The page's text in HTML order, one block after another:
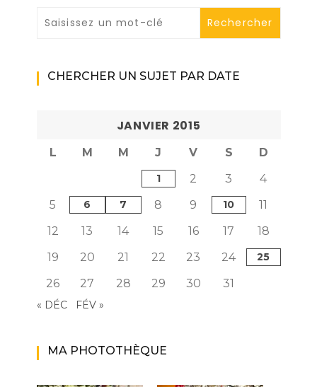
CHERCHER UN SUJET PAR DATE
JANVIER 2015
L M M J V S D
1 2 3
4
5
6 7 8 9 10
11
12
13 14 15 16 17
18
19
20 21 22 23 24 25
26 27 28 29 30 31
« DÉC FÉV »
MA PHOTOTHÈQUE